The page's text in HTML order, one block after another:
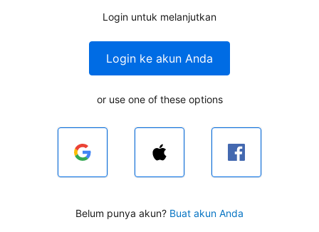
Login untuk melanjutkan
Login ke akun Anda
or use one of these options
Belum punya akun? Buat akun Anda